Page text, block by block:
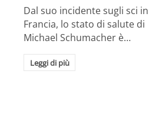
Dal suo incidente sugli sci in
Francia, lo stato di salute di
Michael Schumacher è…
Leggi di più